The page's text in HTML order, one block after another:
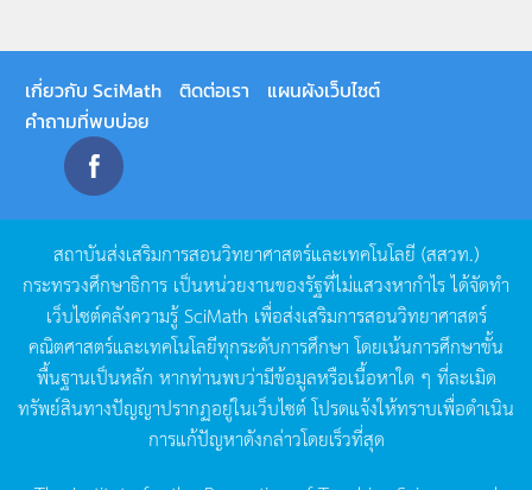
เกี่ยวกับ SciMath ติดต่อเรา
แผนผังเว็บไซต์
คำถามที่พบบ่อย
สถาบันส่งเสริมการสอนวิทยาศาสตร์และเทคโนโลยี (สสวท.)
กระทรวงศึกษาธิการ เป็นหน่วยงานของรัฐที่ไม่แสวงหากำไรได้จัดทำ
เว็บไซต์คลังความรู้SciMath เพื่อส่งเสริมการสอนวิทยาศาสตร์
คณิตศาสตร์และเทคโนโลยีทุกระดับการศึกษา โดยเน้นการศึกษาขั้น
พื้นฐานเป็นหลัก หากท่านพบว่ามีข้อมูลหรือเนื้อหาใด ๆ ที่ละเมิด
ทรัพย์สินทางปัญญาปรากฏอยู่ในเว็บไซต์โปรดแจ้งให้ทราบเพื่อดำเนิน
การแก้ปัญหาดังกล่าวโดยเร็วที่สุด